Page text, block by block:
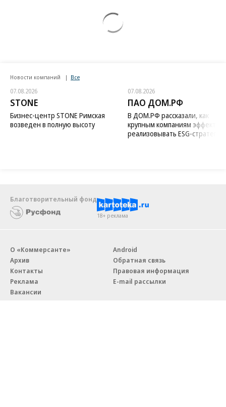
Новости компаний Все
07.08.2026
STONE
Бизнес-центр STONE Римская
возведен в полную высоту
07.08.2026
ПАО ДОМ.РФ
В ДОМ.РФ рассказали, как
крупным компаниям
реализовывать ESG-стратегию
Благотворительный фонд
18+ реклама
О «Коммерсанте»
Архив
Контакты
Реклама
Вакансии
Android
Обратная связь
Правовая информация
E-mail рассылки